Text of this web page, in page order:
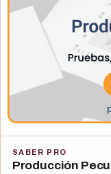
SABER PRO
Producción